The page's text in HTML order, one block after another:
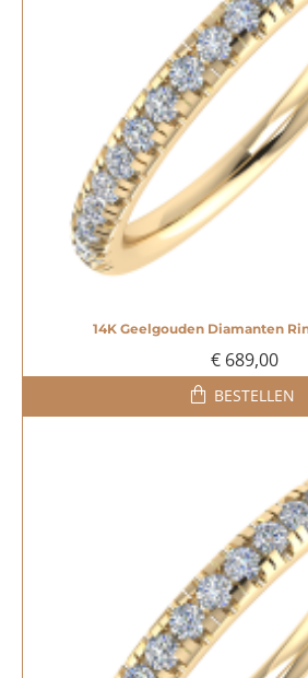
14K Geelgouden Diamanten
€ 689,00
BESTELLEN